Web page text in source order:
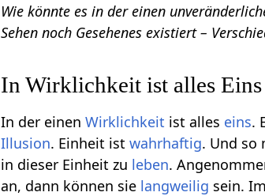
Wie könnte es in der einen
Sehen noch Gesehenes existiert –
In Wirklichkeit ist alles Eins
In der einenWirklichkeit ist alles eins.
Illusion. Einheit istwahrhaftig. Und so
in dieser Einheit zu leben.
an, dann können sie langweilig sein.